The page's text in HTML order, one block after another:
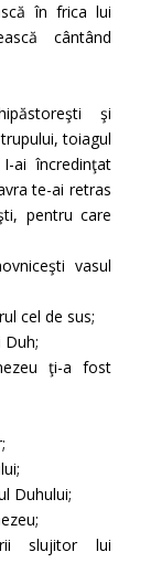
în frica lui
cântând
şi
toiagul
ai încredinţat
te-ai retras
pentru care
vasul
cel de sus;
ţi-a fost
Duhului;
slujitor lui